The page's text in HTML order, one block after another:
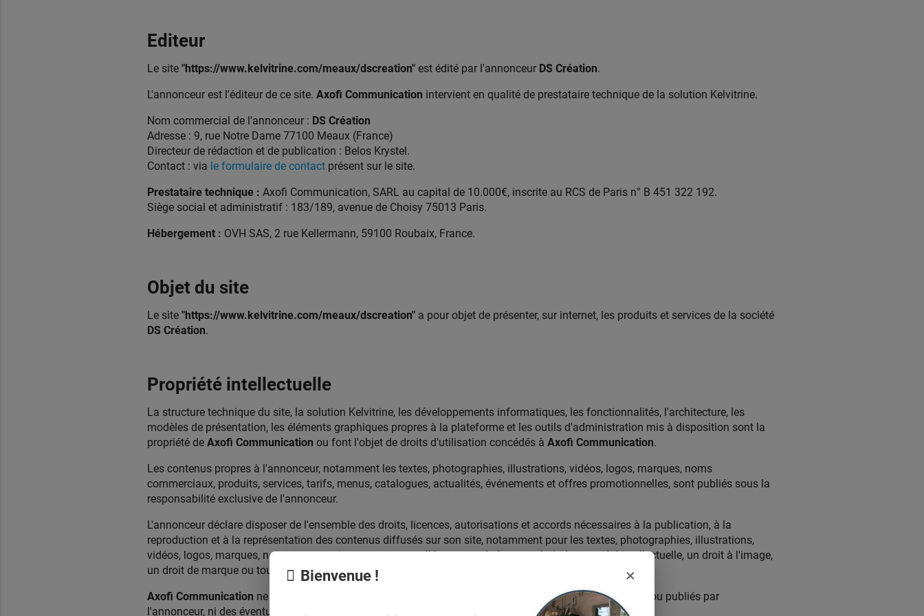
Editeur
Le site "https://www.kelvitrine.com/meaux/dscreation"est édité par l'annonceur DS Création.
L'annonceur est l'éditeur de ce site. Axofi Communication intervient en qualité de prestataire technique de la solution Kelvitrine.
Nom commercial de l'annonceur : DS Création
Adresse : 9, rue Notre Dame 77100 Meaux (France)
Directeur de rédaction et de publication : Belos Krystel.
Contact : via le formulaire de contactprésent sur le site.
Prestataire technique : Axofi Communication, SARL au capital de 10.000€, inscrite au RCS de Paris n° B 451 322 192.
Siège social et administratif : 183/189, avenue de Choisy 75013 Paris.
Hébergement : OVH SAS, 2 rue Kellermann, 59100 Roubaix, France.
Objet du site
Le site "https://www.kelvitrine.com/meaux/dscreation"a pour objet de présenter, sur internet, les produits et services de la société
DS Création.
Propriété intellectuelle
La structure technique du site, la solution Kelvitrine, les développements informatiques, les fonctionnalités, l'architecture, les
modèles de présentation, les éléments graphiques propres à la plateforme et les outils d'administration mis à disposition sont la
propriété de Axofi Communication ou font l'objet de droits d'utilisation concédés à Axofi Communication.
Les contenus propres à l'annonceur, notamment les textes, photographies, illustrations, vidéos, logos, marques, noms
commerciaux, produits, services, tarifs, menus, catalogues, actualités, événements et offres promotionnelles, sont publiés sous la
responsabilité exclusive de l'annonceur.
L'annonceur déclare disposer de l'ensemble des droits, licences, autorisations et accords nécessaires à la publication, à la
reproduction et à la représentation des contenus diffusés sur son site, notamment pour les textes, photographies, illustrations,
vidéos, logos, marques, noms commerciaux et tout autre élément protégé par un droit de propriété intellectuelle, un droit à l'image,
un droit de marque ou tout autre droit de tiers.
Axofi Communication ne saurait être tenue responsable des contenus fournis, ajoutés, modifiés, validés ou publiés par
l'annonceur, ni des éventuelles atteintes aux droits de tiers résultant de ces contenus.
Bienvenue ! ×